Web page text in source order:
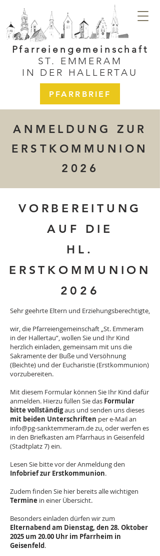
Pfarreiengemeinschaft
ST. EMMERAM
IN DER HALLERTAU
PFARRBRIEF
ANMELDUNG ZUR
ERSTKOMMUNION
2026
VORBEREITUNG
AUF DIE
HL.
ERSTKOMMUNION
2026
Sehr geehrte Eltern und Erziehungsberechtigte,
wir, die Pfarreiengemeinschaft „St. Emmeram
in der Hallertau“, wollen Sie und Ihr Kind
herzlich einladen, gemeinsam mit uns die
Sakramente der Buße und Versöhnung
(Beichte) und der Eucharistie (Erstkommunion)
vorzubereiten.
Mit diesem Formular können Sie Ihr Kind dafür
anmelden. Hierzu füllen Sie das Formular
bitte vollständigaus und senden uns dieses
mit beiden Unterschriften per e-Mail an
info@pg-sanktemmeram.dezu, oder werfen es
in den Briefkasten am Pfarrhaus in Geisenfeld
(Stadtplatz 7) ein.
Lesen Sie bitte vor der Anmeldung den
Infobrief zur Erstkommunion.
Zudem finden Sie hier bereits alle wichtigen
Termine in einer Übersicht.
Besonders einladen dürfen wir zum
Elternabend am Dienstag, den 28. Oktober
2025 um 20.00 Uhr im Pfarrheim in
Geisenfeld.